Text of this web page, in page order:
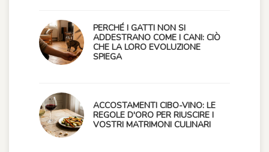
PERCHÉ I GATTI NON SI
ADDESTRANO COME I CANI: CIÒ
CHE LA LORO EVOLUZIONE
SPIEGA
ACCOSTAMENTI CIBO-VINO: LE
REGOLE D'ORO PER RIUSCIRE I
VOSTRI MATRIMONI CULINARI